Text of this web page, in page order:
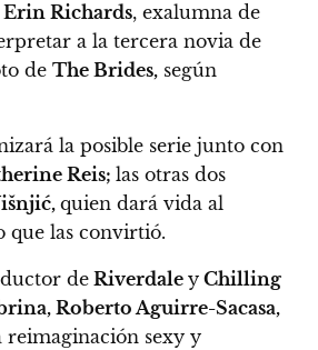
Erin Richards, exalumna de
a la tercera novia de
de The Brides, según
la posible serie junto con
Reis; las otras dos
quien dará vida al
que las convirtió.
de Riverdale y Chilling
Roberto Aguirre-Sacasa,
reimaginación sexy y